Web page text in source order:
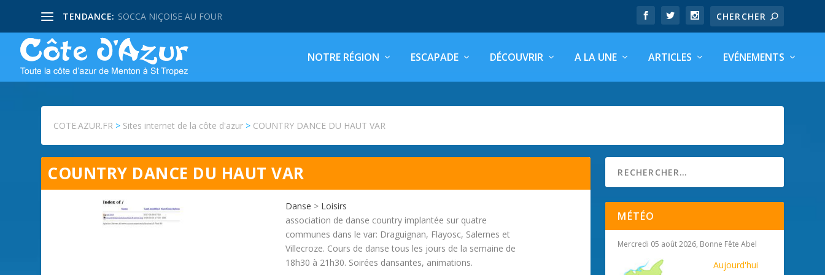
TENDANCE: SOCCA NIÇOISE AU FOUR
NOTRE RÉGION ESCAPADE DÉCOUVRIR A LA UNE ARTICLES EVÉNEMENTS
COTE.AZUR.FR > Sites internet de la côte d'azur > COUNTRY DANCE DU HAUT VAR
COUNTRY DANCE DU HAUT VAR
Danse > Loisirs
association de danse country implantée sur quatre
communes dans le var: Draguignan, Flayosc, Salernes et
Villecroze. Cours de danse tous les jours de la semaine de
18h30 à 21h30. Soirées dansantes, animations.
MÉTÉO
Mercredi 05 août 2026, Bonne Fête Abel
Aujourd'hui